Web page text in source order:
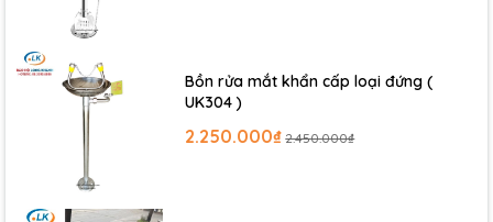
Bồn rửa mắt khẩn cấp loại đứng (
UK304 )
2.250.000₫ 2.450.000₫